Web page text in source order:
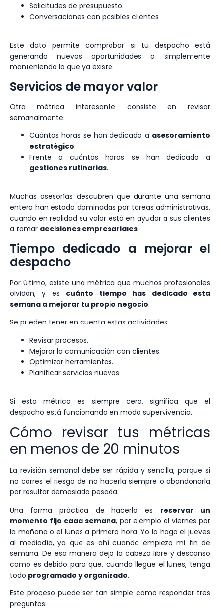
Solicitudes de presupuesto.
Conversaciones con posibles clientes
Este dato permite comprobar si tu despacho está
generando nuevas oportunidades o simplemente
manteniendo lo que ya existe.
Servicios de mayor valor
Otra métrica interesante consiste en revisar
semanalmente:
Cuántas horas se han dedicado a asesoramiento
estratégico.
Frente a cuántas horas se han dedicado a
gestiones rutinarias.
Muchas asesorías descubren que durante una semana
entera han estado dominadas por tareas administrativas,
cuando en realidad su valor está en ayudar a sus clientes
a tomar decisiones empresariales.
Tiempo dedicado a mejorar el
despacho
Por último, existe una métrica que muchos profesionales
olvidan, y es cuánto tiempo has dedicado esta
semana a mejorar tu propio negocio.
Se pueden tener en cuenta estas actividades:
Revisar procesos.
Mejorar la comunicación con clientes.
Optimizar herramientas.
Planificar servicios nuevos.
Si esta métrica es siempre cero, significa que el
despacho está funcionando en modo supervivencia.
Cómo revisar tus métricas
en menos de 20 minutos
La revisión semanal debe ser rápida y sencilla, porque si
no corres el riesgo de no hacerla siempre o abandonarla
por resultar demasiado pesada.
Una forma práctica de hacerlo es reservar un
momento fijo cada semana, por ejemplo el viernes por
la mañana o el lunes a primera hora. Yo lo hago el jueves
al mediodía, ya que es ahí cuando empiezo mi fin de
semana. De esa manera dejo la cabeza libre y descanso
como es debido para que, cuando llegue el lunes, tenga
todo programado y organizado.
Este proceso puede ser tan simple como responder tres
preguntas: